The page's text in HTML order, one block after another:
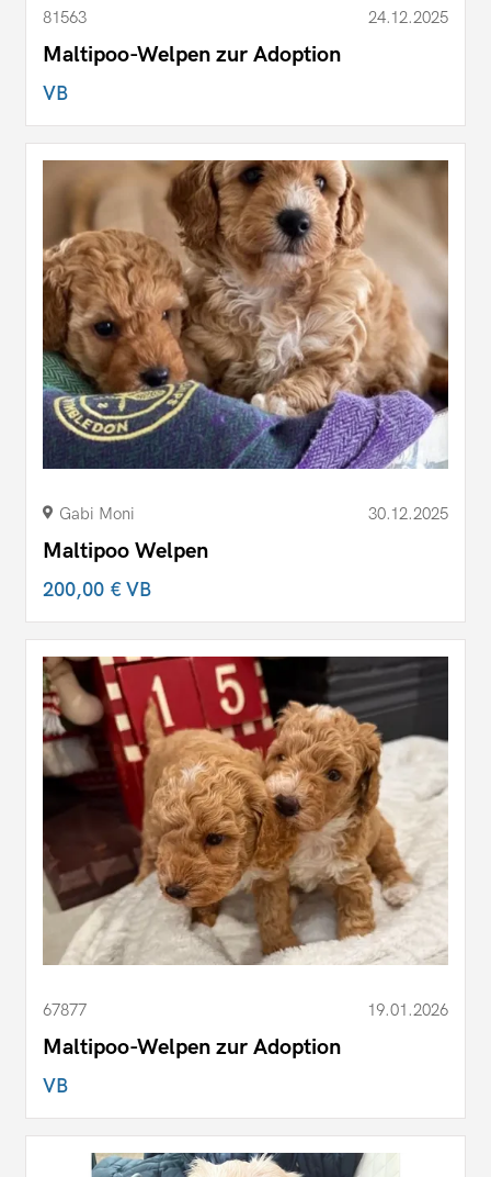
81563 24.12.2025
Maltipoo-Welpen zur Adoption
VB
Gabi Moni 30.12.2025
Maltipoo Welpen
200,00 €VB
67877 19.01.2026
Maltipoo-Welpen zur Adoption
VB